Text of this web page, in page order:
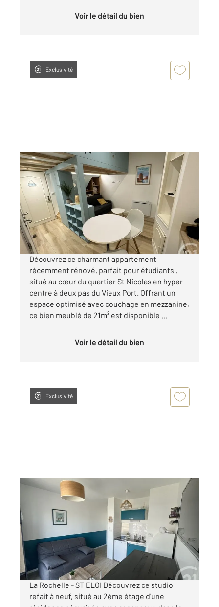
Voir le détail du bien
Exclusivité
LA ROCHELLE 17
16,20 m2, 1 pièce
Ref : 22253
Appartement T1 à louer
650 €
par mois charges comprises
Découvrez ce charmant appartement
récemment rénové, parfait pour étudiants ,
situé au cœur du quartier St Nicolas en hyper
centre à deux pas du Vieux Port. Offrant un
espace optimisé avec couchage en mezzanine,
ce bien meublé de 21m² est disponible ...
Voir le détail du bien
Exclusivité
LA ROCHELLE 17
, 1 pièce
Ref : 22238
Appartement F1 à louer
610 €
par mois charges comprises
La Rochelle - ST ELOI Découvrez ce studio
refait à neuf, situé au 2ème étage d'une